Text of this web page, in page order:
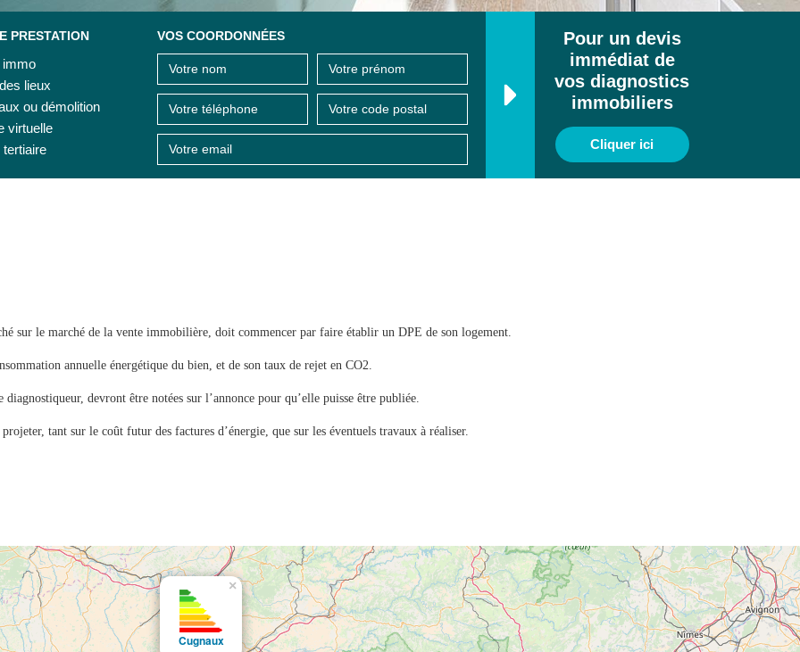
PRESTATION
immo
lieux
ou démolition
virtuelle
VOS COORDONNÉES
Pour un devis
immédiat de
vos diagnostics
immobiliers
Cliquer ici
sur le marché de la vente immobilière, doit commencer par faire établir un DPE de son logement.
annuelle énergétique du bien, et de son taux de rejet en CO2.
devront être notées sur l’annonce pour qu’elle puisse être publiée.
tant sur le coût futur des factures d’énergie, que sur les éventuels travaux à réaliser.
Cugnaux
×